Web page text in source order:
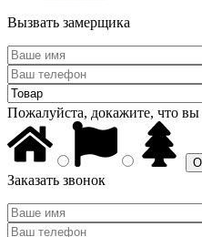
Вызвать замерщика
Пожалуйста, докажите, что вы
Заказать звонок